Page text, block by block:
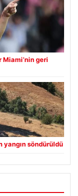
Miami’nin geri
yangın söndürüldü